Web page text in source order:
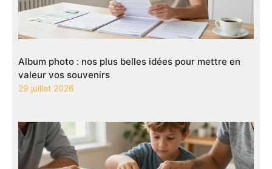
Album photo : nos plus belles idées pour mettre en
valeur vos souvenirs
29 juillet 2026